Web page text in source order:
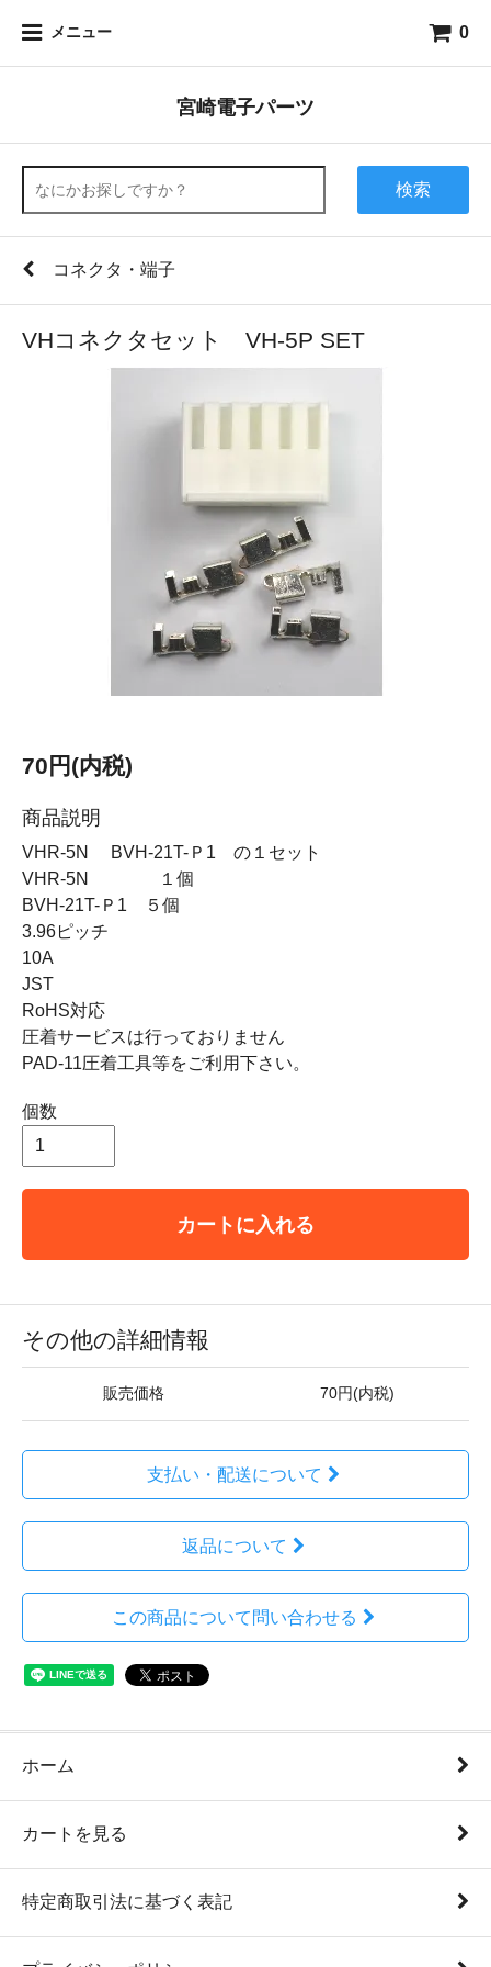
メニュー 0
宮崎電子パーツ
検索
コネクタ・端子
VHコネクタセット VH-5P SET
70円(内税)
商品説明
VHR-5N BVH-21T-Ｐ1 の１セット
VHR-5N １個
BVH-21T-Ｐ1 ５個
3.96ピッチ
10A
JST
RoHS対応
圧着サービスは行っておりません
PAD-11圧着工具等をご利用下さい。
個数
カートに入れる
その他の詳細情報
販売価格 70円(内税)
支払い・配送について
返品について
この商品について問い合わせる
ホーム
カートを見る
特定商取引法に基づく表記